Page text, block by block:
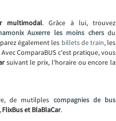
multimodal. Grâce à lui, trouvez
Auxerre les moins chersdu
également les billets de train, les
Avec ComparaBUS c'est pratique, vous
suivant le prix, l'horaire ou encore la
de mutilples compagnies de bus
FlixBus et BlaBlaCar.